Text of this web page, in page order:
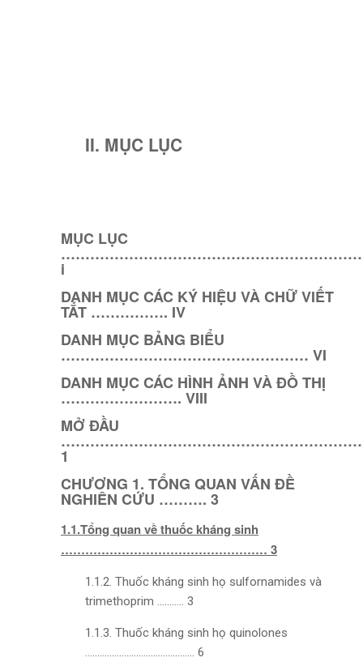
II. MỤC LỤC
MỤC LỤC
i
DANH MỤC CÁC KÝ HIỆU VÀ CHỮ VIẾT
TẮT ……………. IV
DANH MỤC BẢNG BIỂU
…………………………………………… VI
DANH MỤC CÁC HÌNH ẢNH VÀ ĐỒ THỊ
……………………. VIII
MỞ ĐẦU
1
CHƯƠNG 1. TỔNG QUAN VẤN ĐỀ
NGHIÊN CỨU ………. 3
1.1.Tổng quan về thuốc kháng sinh
…………………………………………… 3
1.1.2. Thuốc kháng sinh họ sulfornamides và
trimethoprim ……….. 3
1.1.3. Thuốc kháng sinh họ quinolones
……………………………………… 6